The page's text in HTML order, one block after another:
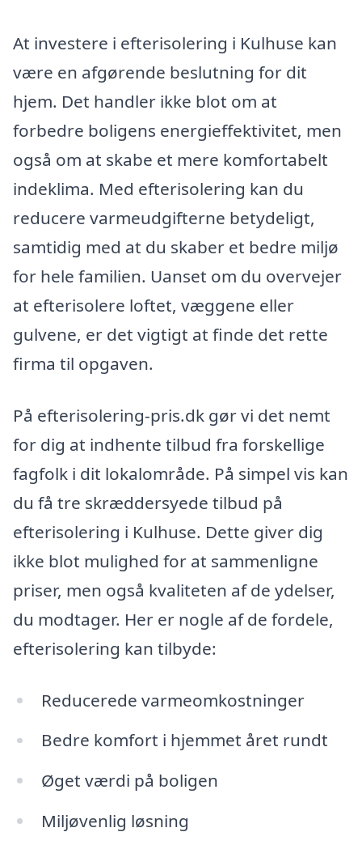
At investere i efterisolering i Kulhuse kan
være en afgørende beslutning for dit
hjem. Det handler ikke blot om at
forbedre boligens energieffektivitet, men
også om at skabe et mere komfortabelt
indeklima. Med efterisolering kan du
reducere varmeudgifterne betydeligt,
samtidig med at du skaber et bedre miljø
for hele familien. Uanset om du overvejer
at efterisolere loftet, væggene eller
gulvene, er det vigtigt at finde det rette
firma til opgaven.
På efterisolering-pris.dk gør vi det nemt
for dig at indhente tilbud fra forskellige
fagfolk i dit lokalområde. På simpel vis kan
du få tre skræddersyede tilbud på
efterisolering i Kulhuse. Dette giver dig
ikke blot mulighed for at sammenligne
priser, men også kvaliteten af de ydelser,
du modtager. Her er nogle af de fordele,
efterisolering kan tilbyde:
Reducerede varmeomkostninger
Bedre komfort i hjemmet året rundt
Øget værdi på boligen
Miljøvenlig løsning